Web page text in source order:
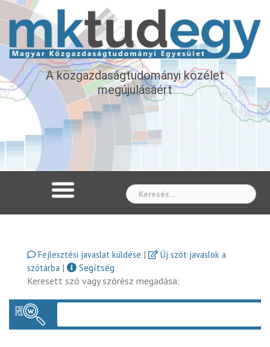
A közgazdaságtudományi közélet
megújulásáért
Fejlesztési javaslat küldése |
Új szót javaslok a
szótárba |
Segítség
Keresett szó vagy szórész megadása: